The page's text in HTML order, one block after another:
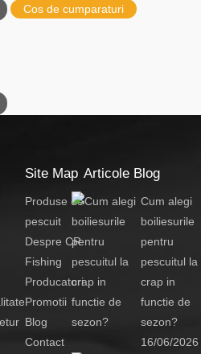
Cos de cumparaturi
Site Map
Produse de
pescuit
Despre CR
Fishing
Producatori
Promotii
Blog
Contact
Articole Blog
Cum alegi
boiliesurile
pentru
pescuitul la
crap in
functie de
sezon?
16/06/2026